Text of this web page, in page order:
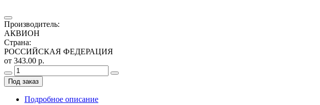
Производитель:
АКВИОН
Страна:
РОССИЙСКАЯ ФЕДЕРАЦИЯ
от 343.00 р.
Под заказ
Подробное описание